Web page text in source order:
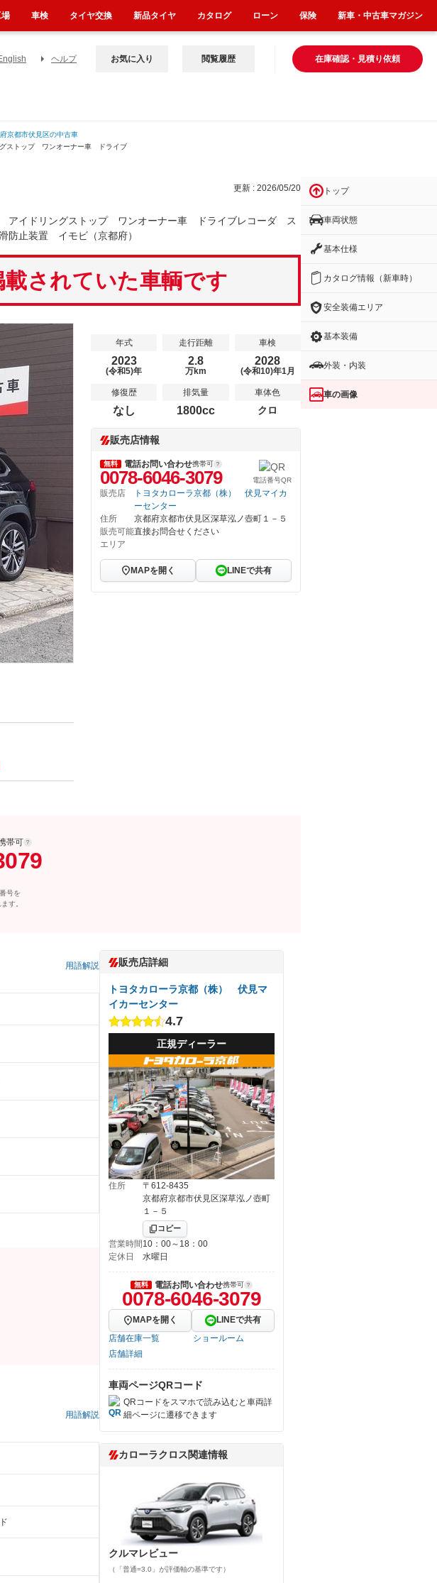
ヘルプ 在庫確認・見積り依頼
お気に入り 閲覧履歴
京都市伏見区の中古車
ストップ ワンオーナー車 ドライブ
更新 : 2026/05/20
イドリングストップ ワンオーナー車 ドライブレコーダ ス
止装置 イモビ（京都府）
されていた車輌です
年式
2023
(令和5)年
走行距離
2.8
万km
車検
2028
(令和10)年1月
修復歴
なし
排気量
1800cc
車体色
クロ
販売店情報
無料 電話お問い合わせ携帯可
0078-6046-3079 電話番号QR
販売店
トヨタカローラ京都（株） 伏見マイカ
ーセンター
住所
京都府京都市伏見区深草泓ノ壺町１－５
販売可能
エリア
直接お問合せください
MAPを開く LINEで共有
帯可
号を
す。
用語解説
用語解説
販売店詳細
トヨタカローラ京都（株） 伏見マ
イカーセンター
4.7
正規ディーラー
住所
〒612-8435
京都府京都市伏見区深草泓ノ壺町
１－５
コピー
営業時間10：00～18：00
定休日
水曜日
無料 電話お問い合わせ携帯可
0078-6046-3079
MAPを開く
LINEで共有
店舗在庫一覧
ショールーム
店舗詳細
車両ページQRコード
QRコードをスマホで読み込むと車両詳
細ページに遷移できます
カローラクロス関連情報
クルマレビュー
（「普通=3.0」が評価軸の基準です）
トップ
車両状態
基本仕様
カタログ情報（新車時）
安全装備エリア
基本装備
外装・内装
車の画像
車検 タイヤ交換 新品タイヤ カタログ ローン 保険 新車・中古車マガジン